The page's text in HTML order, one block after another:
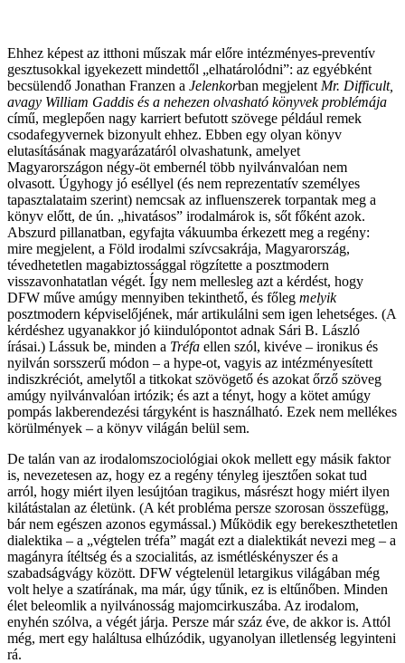
Ehhez képest az itthoni műszak már előre intézményes-preventív
gesztusokkal igyekezett mindettől „elhatárolódni”: az egyébként
becsülendő Jonathan Franzen a Jelenkorban megjelent Mr. Difficult,
avagy William Gaddis és a nehezen olvasható könyvek problémája
című, meglepően nagy karriert befutott szövege például remek
csodafegyvernek bizonyult ehhez. Ebben egy olyan könyv
elutasításának magyarázatáról olvashatunk, amelyet
Magyarországon négy-öt embernél több nyilvánvalóan nem
olvasott. Úgyhogy jó eséllyel (és nem reprezentatív személyes
tapasztalataim szerint) nemcsak az influenszerek torpantak meg a
könyv előtt, de ún. „hivatásos” irodalmárok is, sőt főként azok.
Abszurd pillanatban, egyfajta vákuumba érkezett meg a regény:
mire megjelent, a Föld irodalmi szívcsakrája, Magyarország,
tévedhetetlen magabiztossággal rögzítette a posztmodern
visszavonhatatlan végét. Így nem mellesleg azt a kérdést, hogy
DFW műve amúgy mennyiben tekinthető, és főleg melyik
posztmodern képviselőjének, már artikulálni sem igen lehetséges. (A
kérdéshez ugyanakkor jó kiindulópontot adnak Sári B. László
írásai.) Lássuk be, minden a Tréfa ellen szól, kivéve – ironikus és
nyilván sorsszerű módon – a hype-ot, vagyis az intézményesített
indiszkréciót, amelytől a titkokat szövögető és azokat őrző szöveg
amúgy nyilvánvalóan irtózik; és azt a tényt, hogy a kötet amúgy
pompás lakberendezési tárgyként is használható. Ezek nem mellékes
körülmények – a könyv világán belül sem.
De talán van az irodalomszociológiai okok mellett egy másik faktor
is, nevezetesen az, hogy ez a regény tényleg ijesztően sokat tud
arról, hogy miért ilyen lesújtóan tragikus, másrészt hogy miért ilyen
kilátástalan az életünk. (A két probléma persze szorosan összefügg,
bár nem egészen azonos egymással.) Működik egy berekeszthetetlen
dialektika – a „végtelen tréfa” magát ezt a dialektikát nevezi meg – a
magányra ítéltség és a szocialitás, az ismétléskényszer és a
szabadságvágy között. DFW végtelenül letargikus világában még
volt helye a szatírának, ma már, úgy tűnik, ez is eltűnőben. Minden
élet beleomlik a nyilvánosság majomcirkuszába. Az irodalom,
enyhén szólva, a végét járja. Persze már száz éve, de akkor is. Attól
még, mert egy haláltusa elhúzódik, ugyanolyan illetlenség legyinteni
rá.